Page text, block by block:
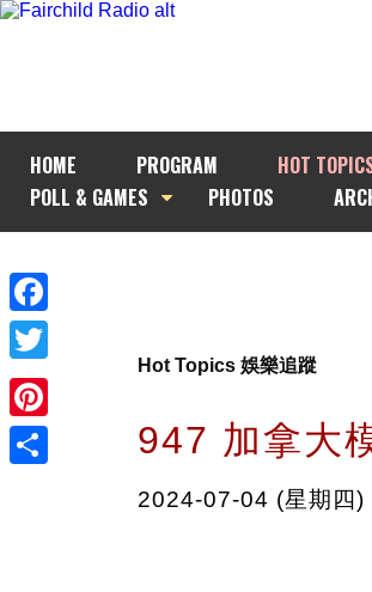
HOME PROGRAM HOT
POLL & GAMES
PHOTOS
Facebook
Twitter
Pinterest
Hot Topics 娛樂追蹤
947 加拿大
2024-07-04 (星期四)